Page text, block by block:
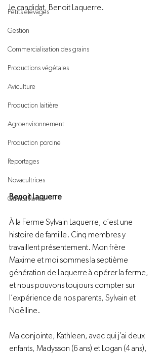
Petits élevages
Gestion
Commercialisation des grains
Productions végétales
Aviculture
Production laitière
Agroenvironnement
Production porcine
Reportages
Novacultrices
Quincailleries
le candidat, Benoit Laquerre.
Benoit Laquerre
À la Ferme Sylvain Laquerre, c’est une
histoire de famille. Cinq membres y
travaillent présentement. Mon frère
Maxime et moi sommes la septième
génération de Laquerre à opérer la ferme,
et nous pouvons toujours compter sur
l’expérience de nos parents, Sylvain et
Noëlline.
Ma conjointe, Kathleen, avec qui j’ai deux
enfants, Madysson (6 ans) et Logan (4 ans),